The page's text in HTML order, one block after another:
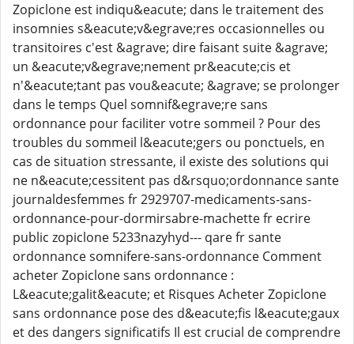
Zopiclone est indiqu&eacute; dans le traitement des
insomnies s&eacute;v&egrave;res occasionnelles ou
transitoires c'est &agrave; dire faisant suite &agrave;
un &eacute;v&egrave;nement pr&eacute;cis et
n'&eacute;tant pas vou&eacute; &agrave; se prolonger
dans le temps Quel somnif&egrave;re sans
ordonnance pour faciliter votre sommeil ? Pour des
troubles du sommeil l&eacute;gers ou ponctuels, en
cas de situation stressante, il existe des solutions qui
ne n&eacute;cessitent pas d&rsquo;ordonnance sante
journaldesfemmes fr 2929707-medicaments-sans-
ordonnance-pour-dormirsabre-machette fr ecrire
public zopiclone 5233nazyhyd--- qare fr sante
ordonnance somnifere-sans-ordonnance Comment
acheter Zopiclone sans ordonnance :
L&eacute;galit&eacute; et Risques Acheter Zopiclone
sans ordonnance pose des d&eacute;fis l&eacute;gaux
et des dangers significatifs Il est crucial de comprendre